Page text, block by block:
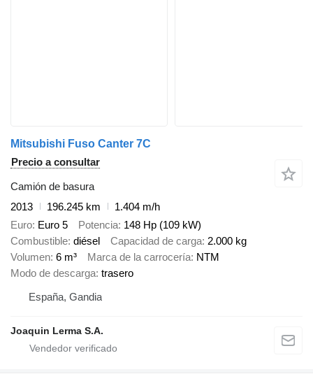
Mitsubishi Fuso Canter 7C
Precio a consultar
Camión de basura
2013
196.245 km
1.404 m/h
Euro Euro 5 Potencia 148 Hp (109 kW)
Combustible diésel Capacidad de carga 2.000 kg
Volumen 6 m³ Marca de la carrocería NTM
Modo de descarga trasero
España, Gandia
Joaquin Lerma S.A.